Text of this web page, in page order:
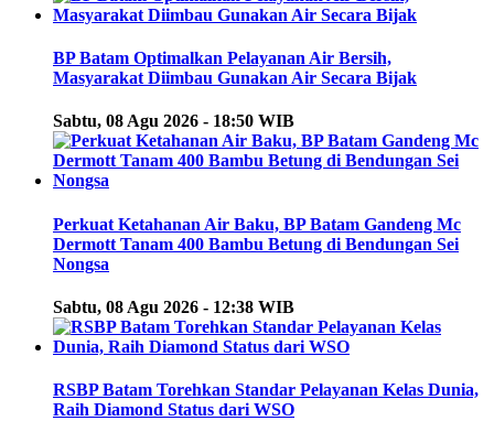
BP Batam Optimalkan Pelayanan Air Bersih,
Masyarakat Diimbau Gunakan Air Secara Bijak
Sabtu, 08 Agu 2026 - 18:50 WIB
Perkuat Ketahanan Air Baku, BP Batam Gandeng Mc
Dermott Tanam 400 Bambu Betung di Bendungan Sei
Nongsa
Sabtu, 08 Agu 2026 - 12:38 WIB
RSBP Batam Torehkan Standar Pelayanan Kelas Dunia,
Raih Diamond Status dari WSO